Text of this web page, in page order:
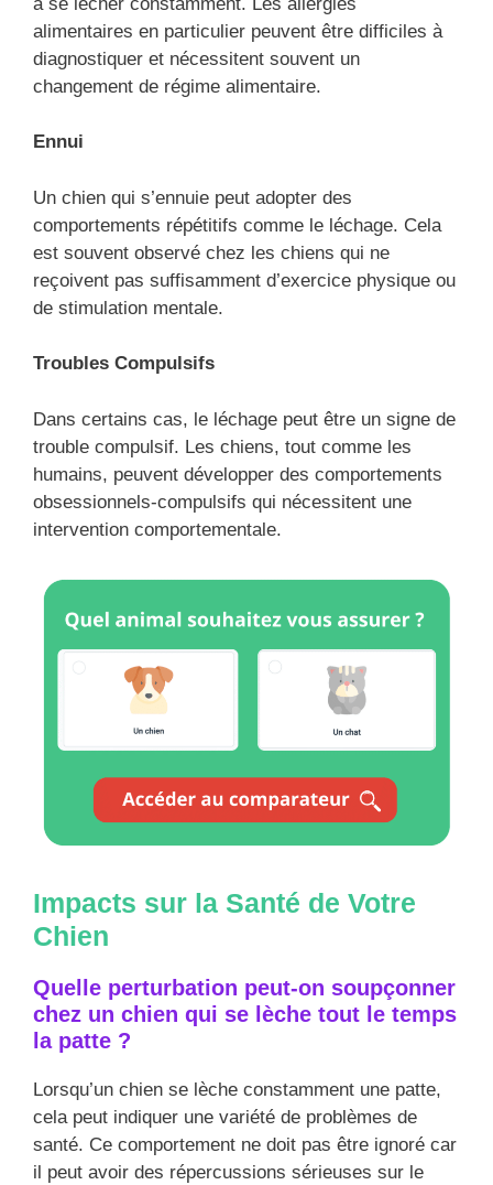
alimentaires en particulier peuvent être difficiles à
diagnostiquer et nécessitent souvent un
changement de régime alimentaire.
Ennui
Un chien qui s’ennuie peut adopter des
comportements répétitifs comme le léchage. Cela
est souvent observé chez les chiens qui ne
reçoivent pas suffisamment d’exercice physique ou
de stimulation mentale.
Troubles Compulsifs
Dans certains cas, le léchage peut être un signe de
trouble compulsif. Les chiens, tout comme les
humains, peuvent développer des comportements
obsessionnels-compulsifs qui nécessitent une
intervention comportementale.
Impacts sur la Santé de Votre
Chien
Quelle perturbation peut-on soupçonner
chez un chien qui se lèche tout le temps
la patte ?
Lorsqu’un chien se lèche constamment une patte,
cela peut indiquer une variété de problèmes de
santé. Ce comportement ne doit pas être ignoré car
il peut avoir des répercussions sérieuses sur le